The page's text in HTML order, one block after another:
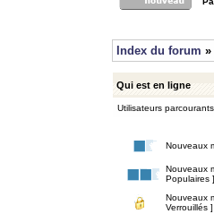
Index du forum »
Qui est en ligne
Utilisateurs
Nouveaux
Nouveaux
Populaires ]
Nouveaux
Verrouillés ]